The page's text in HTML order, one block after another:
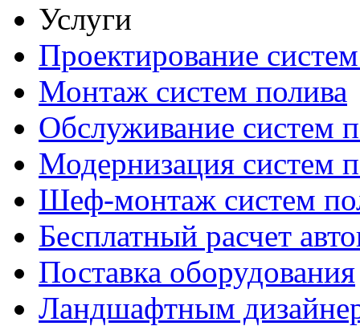
Услуги
Проектирование
Монтаж систем полива
Обслуживание систем
Модернизация систем
Шеф-монтаж систем
Бесплатный расчет
Поставка оборудования
Ландшафтным